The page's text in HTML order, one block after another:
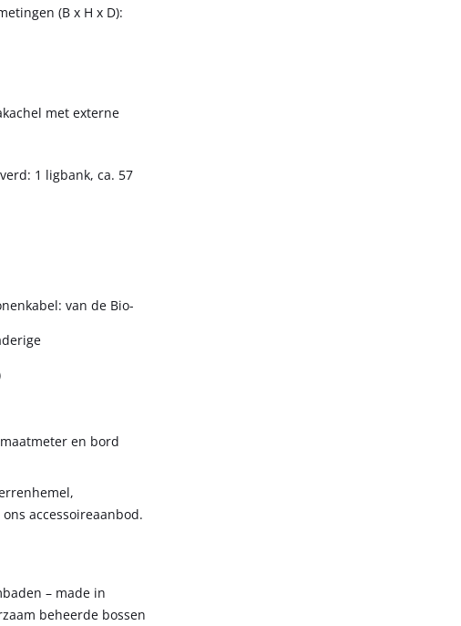
(B x H x D):
met externe
1 ligbank, ca. 57
van de Bio-
en bord
accessoireaanbod.
– made in
beheerde bossen